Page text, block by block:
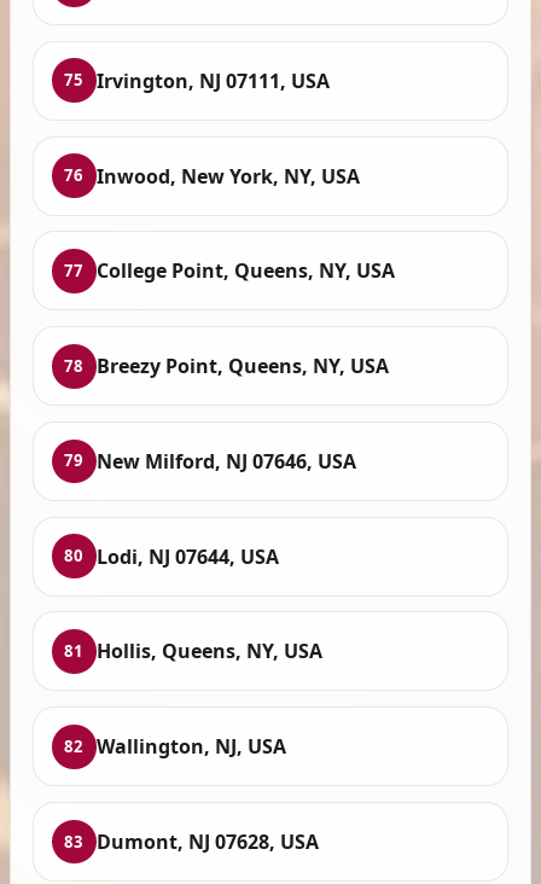
75 Irvington, NJ 07111, USA
76 Inwood, New York, NY, USA
77 College Point, Queens, NY, USA
78 Breezy Point, Queens, NY, USA
79 New Milford, NJ 07646, USA
80 Lodi, NJ 07644, USA
81 Hollis, Queens, NY, USA
82 Wallington, NJ, USA
83 Dumont, NJ 07628, USA